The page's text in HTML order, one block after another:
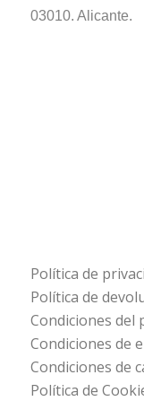
03010. Alicante.
Política de
Política de
Condiciones del
Condiciones de
Condiciones de
Política de